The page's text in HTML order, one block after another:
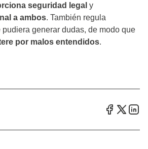
seguridad legal y
a ambos. También regula
generar dudas, de modo que
por malos entendidos.